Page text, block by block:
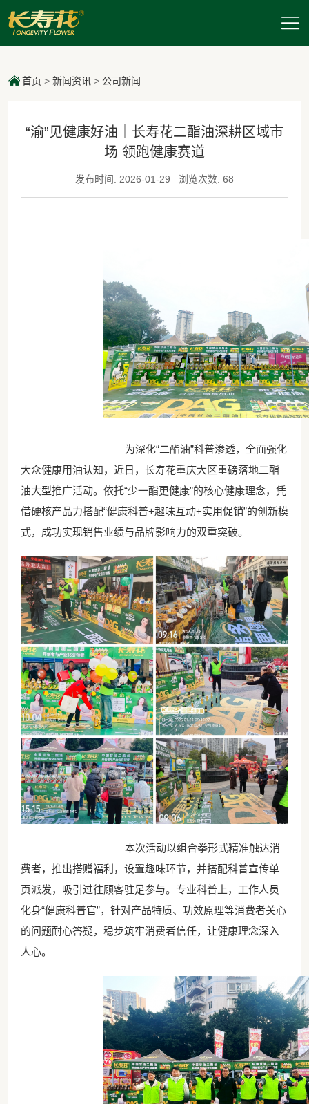
首页 > 新闻资讯> 公司新闻
“渝”见健康好油｜长寿花二酯油深耕区域市
场 领跑健康赛道
发布时间: 2026-01-29 浏览次数: 68
为深化“二酯油”科普渗透，全面强化
大众健康用油认知，近日，长寿花重庆大区重磅落地二酯
油大型推广活动。依托“少一酯更健康”的核心健康理念，凭
借硬核产品力搭配“健康科普+趣味互动+实用促销”的创新模
式，成功实现销售业绩与品牌影响力的双重突破。
本次活动以组合拳形式精准触达消
费者，推出搭赠福利，设置趣味环节，并搭配科普宣传单
页派发，吸引过往顾客驻足参与。专业科普上，工作人员
化身“健康科普官”，针对产品特质、功效原理等消费者关心
的问题耐心答疑，稳步筑牢消费者信任，让健康理念深入
人心。